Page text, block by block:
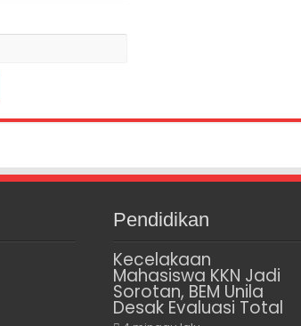
Pendidikan
Kecelakaan
Mahasiswa KKN Jadi
Sorotan, BEM Unila
Desak Evaluasi Total